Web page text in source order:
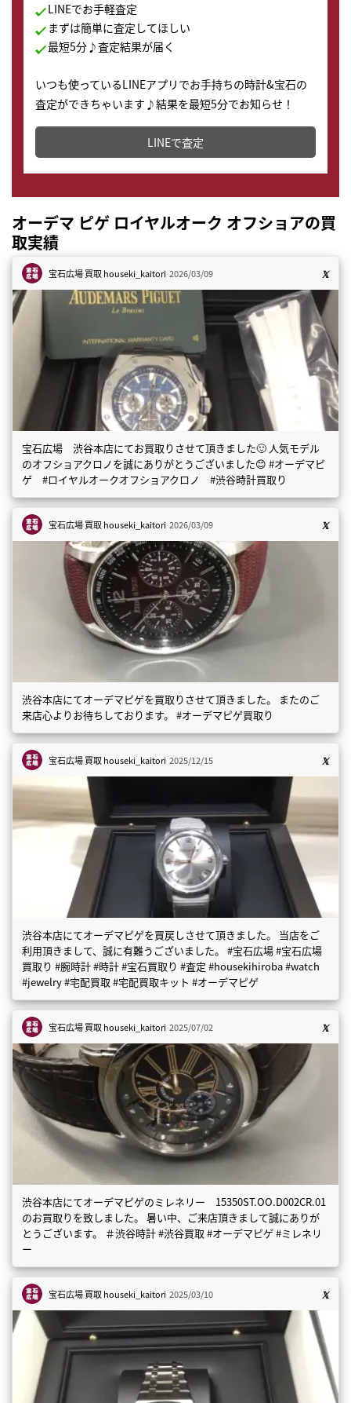
LINEでお手軽査定
まずは簡単に査定してほしい
最短5分♪査定結果が届く
いつも使っているLINEアプリでお手持ちの時計&宝石の
査定ができちゃいます♪結果を最短5分でお知らせ！
どこからでもすぐに査定金額を知ることが出来ます。
LINEで査定
オーデマ ピゲ ロイヤルオーク オフショアの買
取実績
宝石広場 買取houseki_kaitori 2026/03/09
宝石広場 渋谷本店にてお買取りさせて頂きました🙂 人気モデル
のオフショアクロノを誠にありがとうございました😊 #オーデマピ
ゲ #ロイヤルオークオフショアクロノ #渋谷時計買取り
宝石広場 買取houseki_kaitori 2026/03/09
渋谷本店にてオーデマピゲを買取りさせて頂きました。 またのご
来店心よりお待ちしております。 #オーデマピゲ買取り
宝石広場 買取houseki_kaitori 2025/12/15
渋谷本店にてオーデマピゲを買戻しさせて頂きました。 当店をご
利用頂きまして、誠に有難うございました。 #宝石広場 #宝石広場
買取り #腕時計 #時計 #宝石買取り #査定 #housekihiroba #watch
#jewelry #宅配買取 #宅配買取キット #オーデマピゲ
宝石広場 買取houseki_kaitori 2025/07/02
渋谷本店にてオーデマピゲのミレネリー 15350ST.OO.D002CR.01
のお買取りを致しました。 暑い中、ご来店頂きまして誠にありが
とうございます。 ＃渋谷時計 #渋谷買取 #オーデマピゲ #ミレネリ
ー
宝石広場 買取houseki_kaitori 2025/03/10